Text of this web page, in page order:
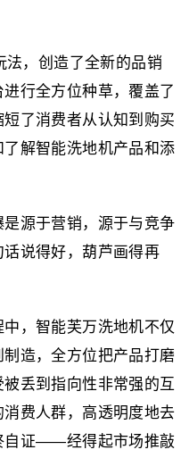
法，创造了全新的品销
行全方位种草，覆盖了
了消费者从认知到购买
解智能洗地机产品和添
源于营销，源于与竞争
说得好，葫芦画得再
，智能芙万洗地机不仅
造，全方位把产品打磨
丢到指向性非常强的互
费人群，高透明度地去
自证——经得起市场推敲